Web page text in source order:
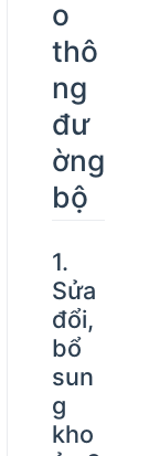
o
thô
ng
đư
ờng
bộ
1.
Sửa
đổi,
bổ
sun
g
kho